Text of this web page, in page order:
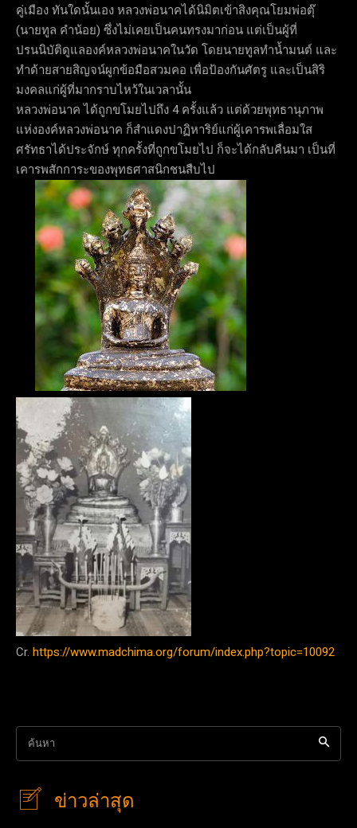
คู่เมือง ทันใดนั้นเอง หลวงพ่อนาคได้นิมิตเข้าสิงคุณโยมพ่อตุ๊
(นายทูล คำน้อย) ซึ่งไม่เคยเป็นคนทรงมาก่อน แต่เป็นผู้ที่
ปรนนิบัติดูแลองค์หลวงพ่อนาคในวัด โดยนายทูลทำน้ำมนต์ และ
ทำด้ายสายสิญจน์ผูกข้อมือสวมคอ เพื่อป้องกันศัตรู และเป็นสิริ
มงคลแก่ผู้ที่มากราบไหว้ในเวลานั้น
หลวงพ่อนาค ได้ถูกขโมยไปถึง 4 ครั้งแล้ว แต่ด้วยพุทธานุภาพ
แห่งองค์หลวงพ่อนาค ก็สำแดงปาฏิหาริย์แก่ผู้เคารพเลื่อมใส
ศรัทธาได้ประจักษ์ ทุกครั้งที่ถูกขโมยไป ก็จะได้กลับคืนมา เป็นที่
เคารพสักการะของพุทธศาสนิกชนสืบไป
Cr. https://www.madchima.org/forum/index.php?topic=10092
ค้นหา
ข่าวล่าสุด